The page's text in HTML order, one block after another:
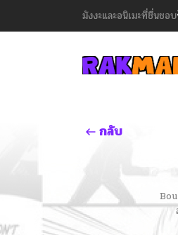
มังงะและอนิเมะที่ชื่นชอบ
กลับ